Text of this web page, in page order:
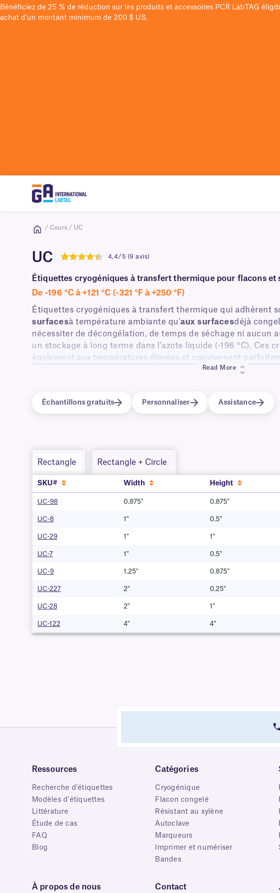
Bénéficiez de 25 % de réduction sur les produits et accessoires PCR LabTAG
achat d'un montant minimum de 200 $ US.
/ Cours / UC
UC 4,4/5 (9 avis)
Étiquettes cryogéniques à transfert thermique pour flacons et
De -196 °C à +121 °C (-321 °F à +250 °F)
Étiquettes cryogéniques à transfert thermique qui adhèrent
surfacesà température ambiante qu'aux surfacesdéjà
nécessiter de décongélation, de temps de séchage ni aucun
un stockage à long terme dans l'azote liquide (-196 °C). Ces
également aux températures élevées et conviennent
conteneurs destinés à être décongelés dans un bain-marie
Read More
Échantillons gratuits Personnaliser Assistance
Rectangle Rectangle + Circle
SKU# Width Height
UC-98 0.875" 0.875"
UC-8 1" 0.5"
UC-29 1" 1"
UC-7 1" 0.5"
UC-9 1.25" 0.875"
UC-227 2" 0.25"
UC-28 2" 1"
UC-122 4" 4"
Ressources
Recherche d'étiquettes
Modèles d'étiquettes
Littérature
Étude de cas
FAQ
Blog
Catégories
Cryogénique
Flacon congelé
Résistant au xylène
Autoclave
Marqueurs
Imprimer et numériser
Bandes
À propos de nous Contact